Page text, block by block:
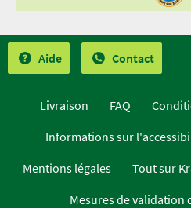
Aide Contact
Livraison FAQ
Informations sur
Mentions légales
Tout sur
Mesures de validation